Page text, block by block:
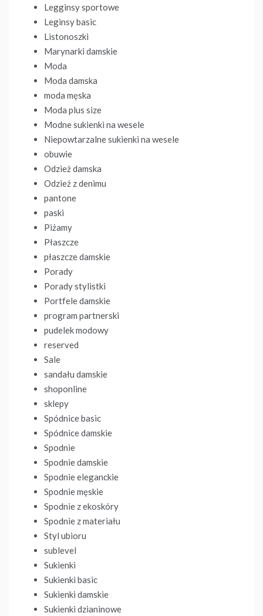
Legginsy sportowe
Leginsy basic
Listonoszki
Marynarki damskie
Moda
Moda damska
moda męska
Moda plus size
Modne sukienki na wesele
Niepowtarzalne sukienki na wesele
obuwie
Odzież damska
Odzież z denimu
pantone
paski
Piżamy
Płaszcze
płaszcze damskie
Porady
Porady stylistki
Portfele damskie
program partnerski
pudelek modowy
reserved
Sale
sandału damskie
shoponline
sklepy
Spódnice basic
Spódnice damskie
Spodnie
Spodnie damskie
Spodnie eleganckie
Spodnie męskie
Spodnie z ekoskóry
Spodnie z materiału
Styl ubioru
sublevel
Sukienki
Sukienki basic
Sukienki damskie
Sukienki dzianinowe